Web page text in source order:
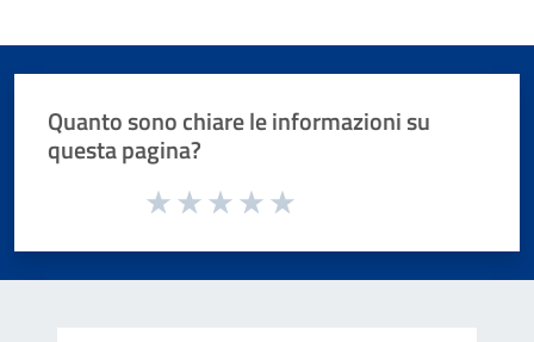
Quanto sono chiare le informazioni su
questa pagina?
Valuta da 1 a 5 stelle la pagina